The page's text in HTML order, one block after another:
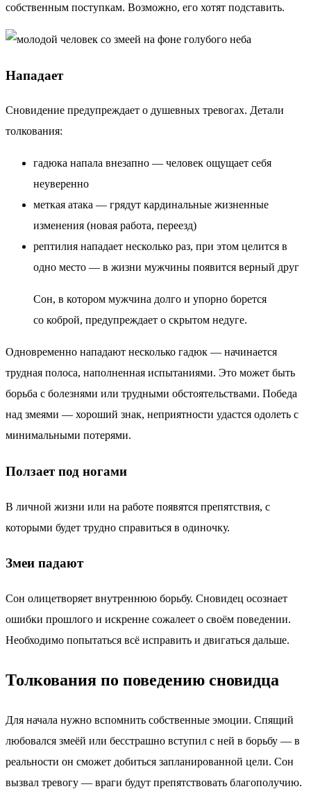
собственным поступкам. Возможно, его хотят подставить.
Нападает
Сновидение предупреждает о душевных тревогах. Детали
толкования:
гадюка напала внезапно — человек ощущает себя
неуверенно
меткая атака — грядут кардинальные жизненные
изменения (новая работа, переезд)
рептилия нападает несколько раз, при этом целится в
одно место — в жизни мужчины появится верный друг
Сон, в котором мужчина долго и упорно борется
со коброй, предупреждает о скрытом недуге.
Одновременно нападают несколько гадюк — начинается
трудная полоса, наполненная испытаниями. Это может быть
борьба с болезнями или трудными обстоятельствами. Победа
над змеями — хороший знак, неприятности удастся одолеть с
минимальными потерями.
Ползает под ногами
В личной жизни или на работе появятся препятствия, с
которыми будет трудно справиться в одиночку.
Змеи падают
Сон олицетворяет внутреннюю борьбу. Сновидец осознает
ошибки прошлого и искренне сожалеет о своём поведении.
Необходимо попытаться всё исправить и двигаться дальше.
Толкования по поведению сновидца
Для начала нужно вспомнить собственные эмоции. Спящий
любовался змеёй или бесстрашно вступил с ней в борьбу — в
реальности он сможет добиться запланированной цели. Сон
вызвал тревогу — враги будут препятствовать благополучию.